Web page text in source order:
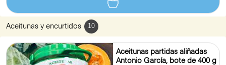
Aceitunas y encurtidos 10
Aceitunas partidas aliñadas
Antonio García, bote de 400 g